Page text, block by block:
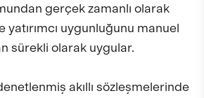
gerçek zamanlı olarak
yatırımcı uygunluğunu manuel
sürekli olarak uygular.
akıllı sözleşmelerinde